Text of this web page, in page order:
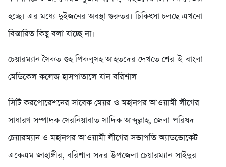
হচ্ছে। এর মধ্যে দুইজনের অবস্থা গুরুতর। চিকিৎসা চলছে এখনো
বিস্তারিত কিছু বলা যাচ্ছে না।
চেয়ারম্যান সৈকত গুহ পিকলুসহ আহতদের দেখতে শের-ই-বাংলা
মেডিকেল কলেজ হাসপাতালে যান বরিশাল
সিটি করপোরেশনের সাবেক মেয়র ও মহানগর আওয়ামী লীগের
সাধারণ সম্পাদক সেরনিয়াবাত সাদিক আব্দুল্লাহ, জেলা পরিষদ
চেয়ারম্যান ও মহানগর আওয়ামী লীগের সভাপতি অ্যাডভোকেট
একেএম জাহাঙ্গীর, বরিশাল সদর উপজেলা চেয়ারম্যান সাইদুর